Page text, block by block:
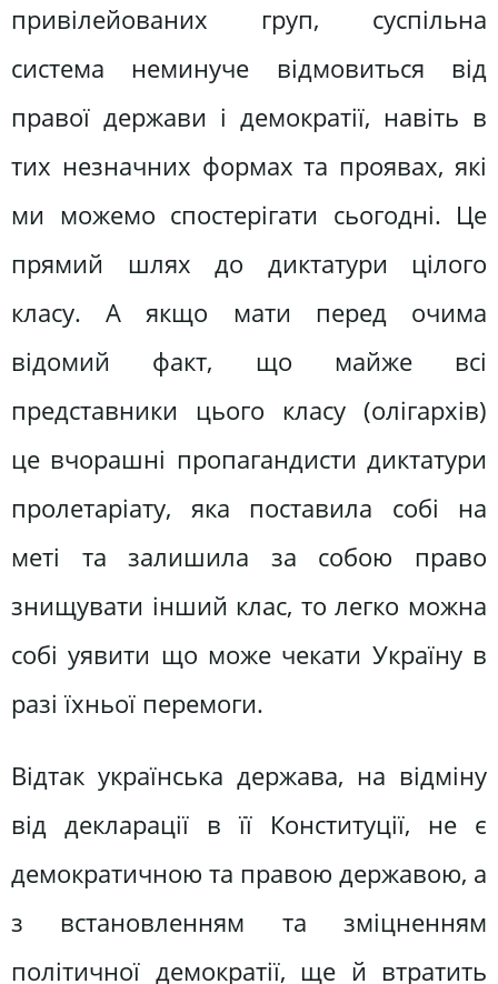
привілейованих груп, суспільна
система неминуче відмовиться від
правої держави і демократії, навіть в
тих незначних формах та проявах, які
ми можемо спостерігати сьогодні. Це
прямий шлях до диктатури цілого
класу. А якщо мати перед очима
відомий факт, що майже всі
представники цього класу (олігархів)
це вчорашні пропагандисти диктатури
пролетаріату, яка поставила собі на
меті та залишила за собою право
знищувати інший клас, то легко можна
собі уявити що може чекати Україну в
разі їхньої перемоги.
Відтак українська держава, на відміну
від декларації в її Конституції, не є
демократичною та правою державою, а
з встановленням та зміцненням
політичної демократії, ще й втратить